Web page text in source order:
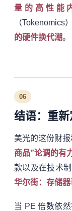
量的高性能
（Tokenomics）
的硬件换代潮。
06
结语：重
美光的这份财报
商品”论调的有
款以及在技术
华尔街：存储
当 PE 倍数依